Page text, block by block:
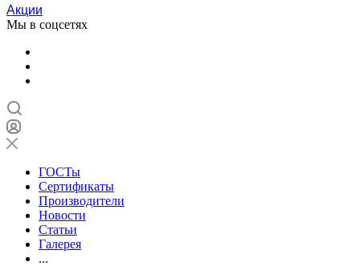
Акции
Мы в соцсетях
ГОСТы
Сертификаты
Производители
Новости
Статьи
Галерея
...